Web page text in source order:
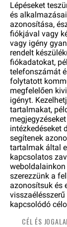
Lépéseket
és
azonosítása,
fiókjával vagy
vagy igény
rendelt
fiókadatokat,
telefonszámát
folytatott
megfelelően
igényt.
tartalmakat,
intézkedéseket
segítenek
tartalmak által
kapcsolatos
szerezzünk a
azonosítsuk és
kapcsolódó
CÉL ÉS